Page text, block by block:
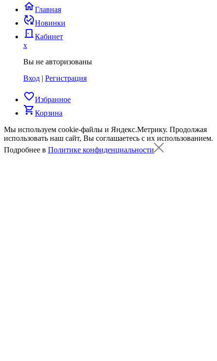
homeГлавная
published_with_changesНовинки
door_back Кабинет
x
Вы не авторизованы
Вход | Регистрация
favorite_borderИзбранное
shopping_cartКорзина
Мы используем cookie-файлы и Яндекс.Метрику. Продолжая
использовать наш сайт, Вы соглашаетесь с их использованием.
Подробнее в Политике конфиденциальности